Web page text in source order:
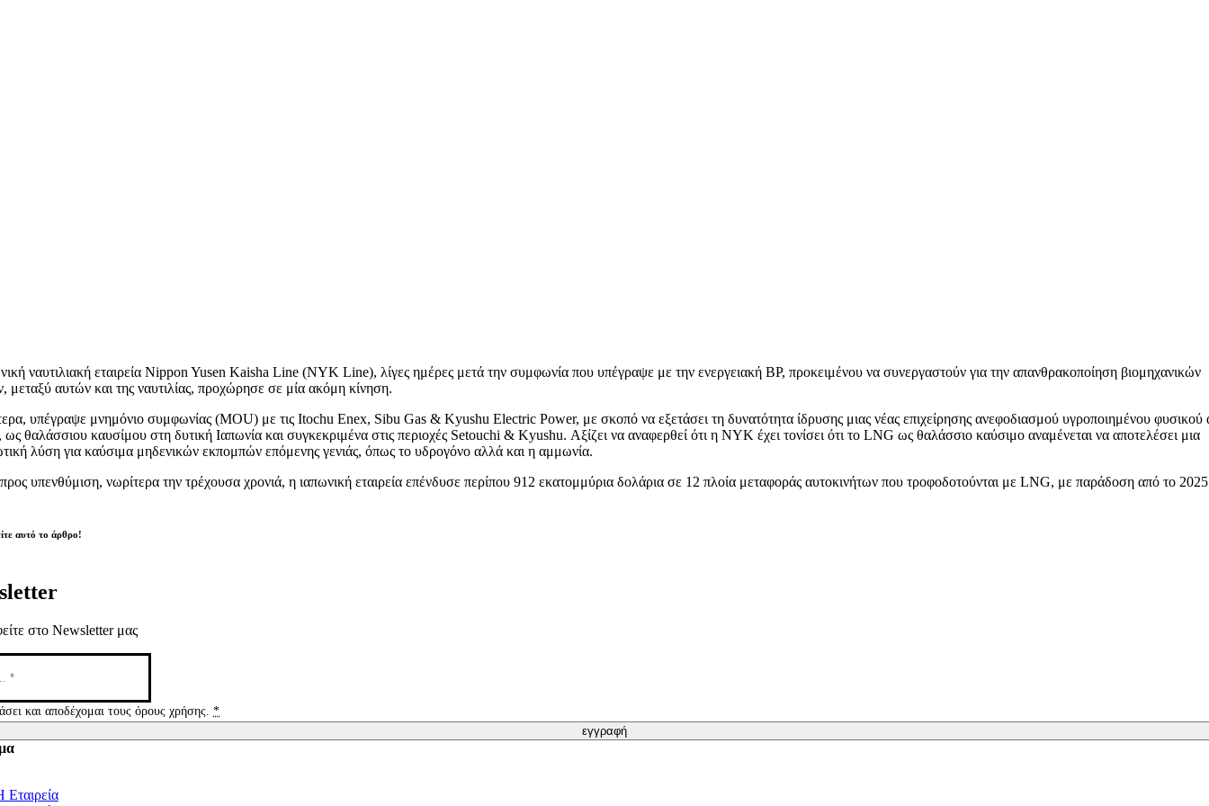
ναυτιλιακή εταιρεία Nippon Yusen Kaisha Line (NYK Line), λίγες ημέρες μετά την συμφωνία που υπέγραψε με την ενεργειακή ΒΡ, προκειμένου να συνεργαστούν για την απανθρακοποίηση βιομηχανικών
μεταξύ αυτών και της ναυτιλίας, προχώρησε σε μία ακόμη κίνηση.
υπέγραψε μνημόνιο συμφωνίας (MOU) με τις Itochu Enex, Sibu Gas & Kyushu Electric Power, με σκοπό να εξετάσει τη δυνατότητα ίδρυσης μιας νέας επιχείρησης ανεφοδιασμού υγροποιημένου φυσικού
θαλάσσιου καυσίμου στη δυτική Ιαπωνία και συγκεκριμένα στις περιοχές Setouchi & Kyushu. Αξίζει να αναφερθεί ότι η NYK έχει τονίσει ότι το LNG ως θαλάσσιο καύσιμο αναμένεται να αποτελέσει μια
λύση για καύσιμα μηδενικών εκπομπών επόμενης γενιάς, όπως το υδρογόνο αλλά και η αμμωνία.
υπενθύμιση, νωρίτερα την τρέχουσα χρονιά, η ιαπωνική εταιρεία επένδυσε περίπου 912 εκατομμύρια δολάρια σε 12 πλοία μεταφοράς αυτοκινήτων που τροφοδοτούνται με LNG, με παράδοση από το
αυτό το άρθρο!
στο Newsletter μας
και αποδέχομαι τους όρους χρήσης.*
εγγραφή
Εταιρεία